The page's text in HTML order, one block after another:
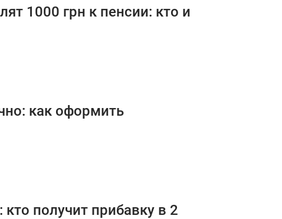
1000 грн к пенсии: кто и
как оформить
получит прибавку в 2